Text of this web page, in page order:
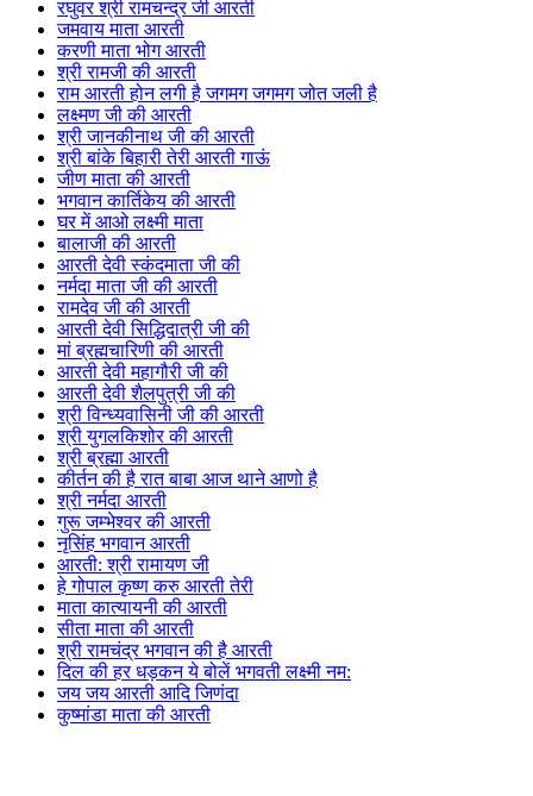
रघुवर श्री रामचन्द्र जी आरती
जमवाय माता आरती
करणी माता भोग आरती
श्री रामजी की आरती
राम आरती होन लगी है जगमग जगमग जोत जली है
लक्ष्मण जी की आरती
श्री जानकीनाथ जी की आरती
श्री बांके बिहारी तेरी आरती गाऊं
जीण माता की आरती
भगवान कार्तिकेय की आरती
घर में आओ लक्ष्मी माता
बालाजी की आरती
आरती देवी स्कंदमाता जी की
नर्मदा माता जी की आरती
रामदेव जी की आरती
आरती देवी सिद्धिदात्री जी की
मां ब्रह्मचारिणी की आरती
आरती देवी महागौरी जी की
आरती देवी शैलपुत्री जी की
श्री विन्ध्यवासिनी जी की आरती
श्री युगलकिशोर की आरती
श्री ब्रह्मा आरती
कीर्तन की है रात बाबा आज थाने आणो है
श्री नर्मदा आरती
गुरू जम्भेश्वर की आरती
नृसिंह भगवान आरती
आरती: श्री रामायण जी
हे गोपाल कृष्ण करु आरती तेरी
माता कात्यायनी की आरती
सीता माता की आरती
श्री रामचंद्र भगवान की है आरती
दिल की हर धड़कन ये बोलें भगवती लक्ष्मी नम:
जय जय आरती आदि जिणंदा
कुष्मांडा माता की आरती